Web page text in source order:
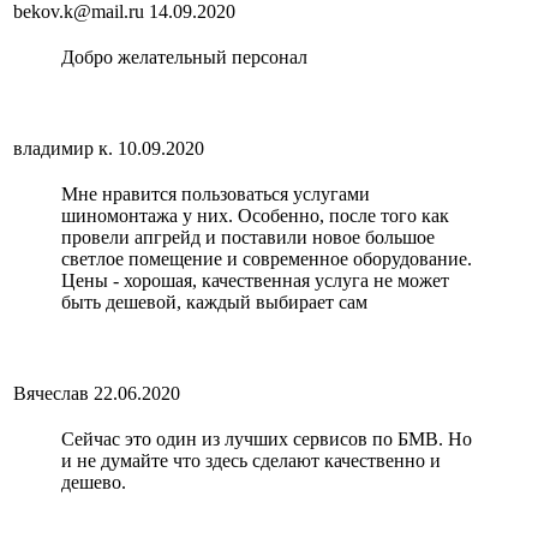
bekov.k@mail.ru 14.09.2020
Добро желательный персонал
владимир к. 10.09.2020
Мне нравится пользоваться услугами
шиномонтажа у них. Особенно, после того как
провели апгрейд и поставили новое большое
светлое помещение и современное оборудование.
Цены - хорошая, качественная услуга не может
быть дешевой, каждый выбирает сам
Вячеслав 22.06.2020
Сейчас это один из лучших сервисов по БМВ. Но
и не думайте что здесь сделают качественно и
дешево.